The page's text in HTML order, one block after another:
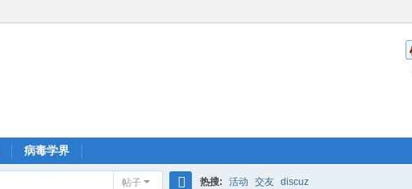
病毒学界
帖子 热搜: 活动 交友 discuz